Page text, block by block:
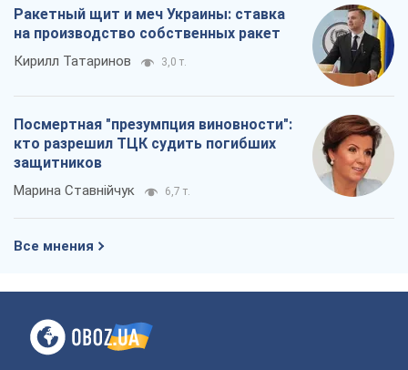
Ракетный щит и меч Украины: ставка
на производство собственных ракет
Кирилл Татаринов 3,0 т.
Посмертная "презумпция виновности":
кто разрешил ТЦК судить погибших
защитников
Марина Ставнійчук 6,7 т.
Все мнения